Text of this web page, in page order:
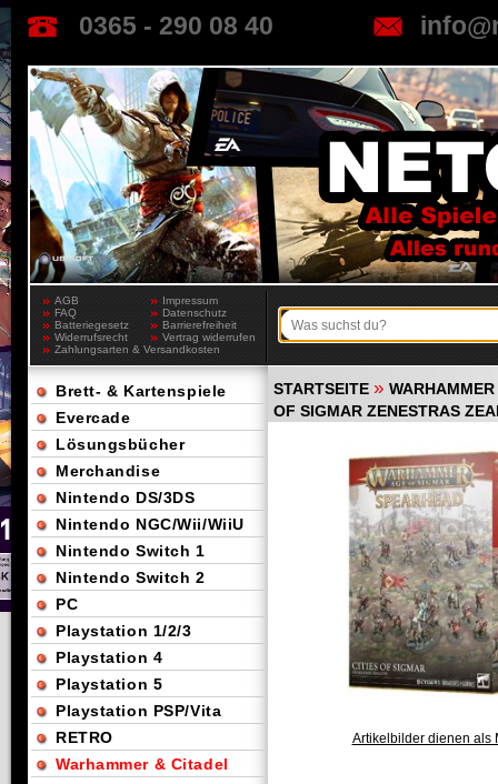
0365 - 290 08 40
AGB
Impressum
FAQ
Datenschutz
Batteriegesetz
Barrierefreiheit
Widerrufsrecht
Vertrag widerrufen
Zahlungsarten & Versandkosten
STARTSEITE »
OF SIGMAR ZENESTRAS
Artikelbilder dienen als
Brett- & Kartenspiele
Evercade
Lösungsbücher
Merchandise
Nintendo DS/3DS
Nintendo NGC/Wii/WiiU
Nintendo Switch 1
Nintendo Switch 2
PC
Playstation 1/2/3
Playstation 4
Playstation 5
Playstation PSP/Vita
RETRO
Warhammer & Citadel